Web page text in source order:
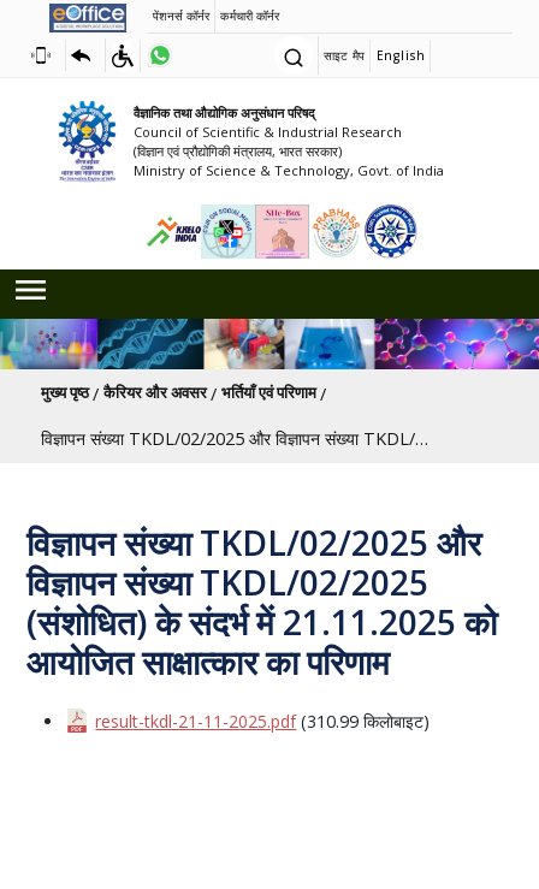
पेंशनर्स कॉर्नर कर्मचारी कॉर्नर
साइट मैप English
वैज्ञानिक तथा औद्योगिक अनुसंधान परिषद्
Council of Scientific & Industrial Research
(विज्ञान एवं प्रौद्योगिकी मंत्रालय, भारत सरकार)
Ministry of Science & Technology, Govt. of India
पग चिन्ह
मुख्य पृष्ठ कैरियर और अवसर भर्तियाँ एवं परिणाम
विज्ञापन संख्या TKDL/02/2025 और विज्ञापन संख्या TKDL/02/2025 (संशोधित) के संदर्भ में 21.11.2025 को आयोजित साक्षात्कार का परिणाम
विज्ञापन संख्या TKDL/02/2025 और
विज्ञापन संख्या TKDL/02/2025
(संशोधित) के संदर्भ में 21.11.2025 को
आयोजित साक्षात्कार का परिणाम
result-tkdl-21-11-2025.pdf (310.99 किलोबाइट)